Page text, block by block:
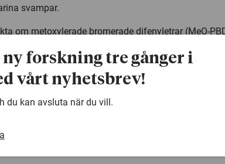
svampar.
om metoxylerade bromerade difenyletrar (MeO-
från marina svampar och alger.
warningDenna artikel är några år gammal och det kan
ny forskning tre gånger i
vårt nyhetsbrev!
du kan avsluta när du vill.